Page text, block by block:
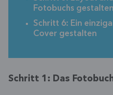
Fotobuchs gestalten
Schritt 6: Ein
Cover gestalten
Schritt 1: Das